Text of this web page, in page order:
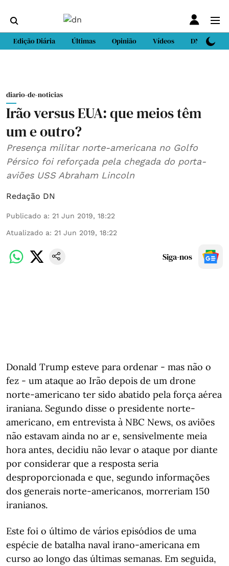
Edição Diária Últimas Opinião Vídeos DN Sport
diario-de-noticias
Irão versus EUA: que meios têm
um e outro?
Presença militar norte-americana no Golfo
Pérsico foi reforçada pela chegada do porta-
aviões USS Abraham Lincoln
Redação DN
Publicado a: 21 Jun 2019, 18:22
Atualizado a: 21 Jun 2019, 18:22
Siga-nos
Donald Trump esteve para ordenar - mas não o
fez - um ataque ao Irão depois de um drone
norte-americano ter sido abatido pela força aérea
iraniana. Segundo disse o presidente norte-
americano, em entrevista à NBC News, os aviões
não estavam ainda no ar e, sensivelmente meia
hora antes, decidiu não levar o ataque por diante
por considerar que a resposta seria
desproporcionada e que, segundo informações
dos generais norte-americanos, morreriam 150
iranianos.
Este foi o último de vários episódios de uma
espécie de batalha naval irano-americana em
curso ao longo das últimas semanas. Em seguida,